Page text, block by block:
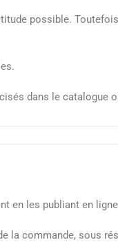
possible.
dans le catalogue
en les publiant en
la commande, sous